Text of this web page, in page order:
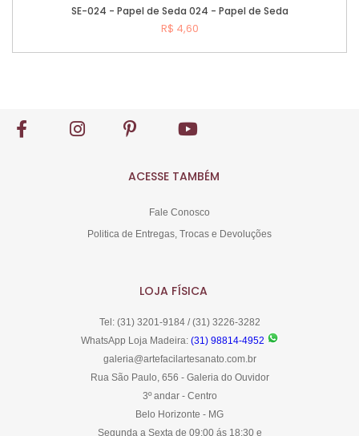
SE-024 - Papel de Seda 024 - Papel de Seda
R$ 4,60
ACESSE TAMBÉM
Fale Conosco
Politica de Entregas, Trocas e Devoluções
LOJA FÍSICA
Tel: (31) 3201-9184 / (31) 3226-3282
WhatsApp Loja Madeira: (31) 98814-4952
galeria@artefacilartesanato.com.br
Rua São Paulo, 656 - Galeria do Ouvidor
3º andar - Centro
Belo Horizonte - MG
Segunda a Sexta de 09:00 ás 18:30 e